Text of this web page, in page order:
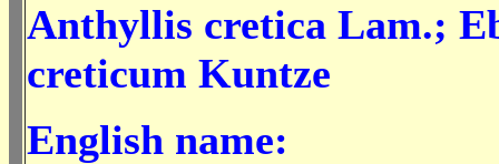
Anthyllis cretica Lam.;
creticum Kuntze
English name: